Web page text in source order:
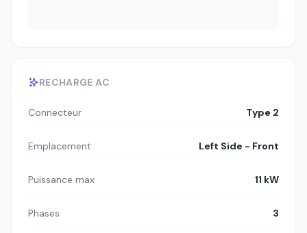
RECHARGE AC
Connecteur Type 2
Emplacement Left Side - Front
Puissance max 11 kW
Phases 3